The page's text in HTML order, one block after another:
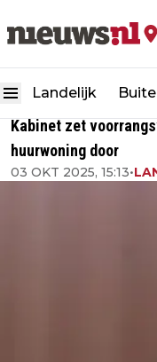
Landelijk
Kabinet zet
huurwoning door
03 OKT 2025, 15:13•